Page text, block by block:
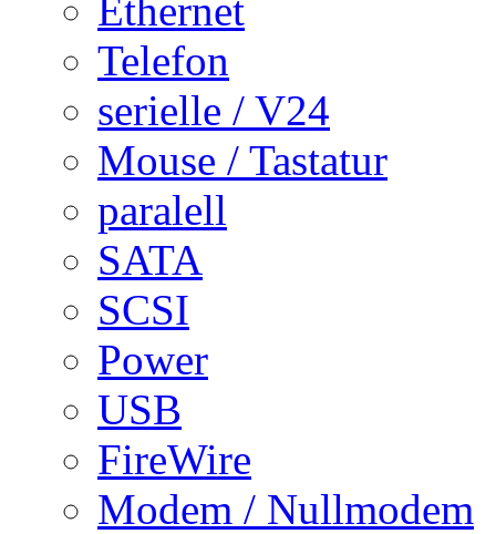
Ethernet
Telefon
serielle / V24
Mouse / Tastatur
paralell
SATA
SCSI
Power
USB
FireWire
Modem / Nullmodem